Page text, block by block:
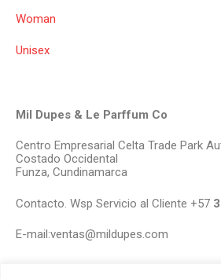
Woman
Unisex
Mil Dupes & Le Parffum Co
Centro Empresarial Celta Trade Park
Costado Occidental
Funza, Cundinamarca
Contacto. Wsp Servicio al Cliente +57
E-mail:ventas@mildupes.com